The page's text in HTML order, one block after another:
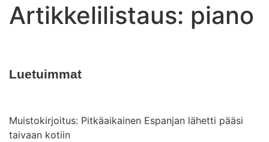
Artikkelilistaus: piano
Luetuimmat
Muistokirjoitus: Pitkäaikainen Espanjan lähetti pääsi
taivaan kotiin